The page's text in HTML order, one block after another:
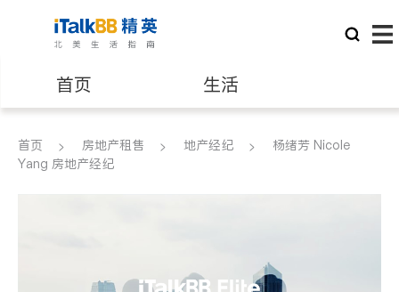
首页 生活
医生 律师
首页 房地产租售 地产经纪
杨绪芳 Nicole
Yang 房地产经纪